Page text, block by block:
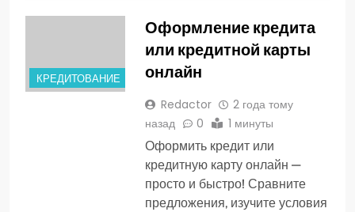
КРЕДИТОВАНИЕ
Оформление кредита
или кредитной карты
онлайн
Redactor
2 года тому
назад
0 1 минуты
Оформить кредит или
кредитную карту онлайн —
просто и быстро! Сравните
предложения, изучите условия